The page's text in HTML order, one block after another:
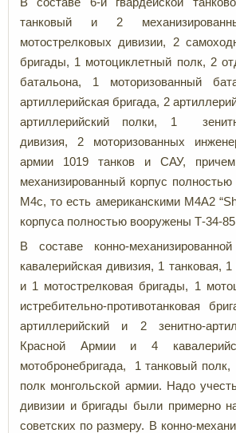
танковый и 2
мотострелковых дивизии, 2
бригады, 1 мотоциклетный полк, 2
батальона, 1 моторизованный
артиллерийская бригада, 2
артиллерийский полки, 1
дивизия, 2 моторизованных
армии 1019 танков и САУ, причем
механизированный корпус
М4с, то есть американскими М4А2
корпуса полностью вооружены Т-34-
В составе конно-
кавалерийская дивизия, 1 танковая,
и 1 мотострелковая бригады, 1
истребительно-противотанковая
артиллерийский и 2 зенитно-
Красной Армии и 4
мотобронебригада, 1 танковый
полк монгольской армии. Надо
дивизии и бригады были примерно
советских по размеру. В конно-